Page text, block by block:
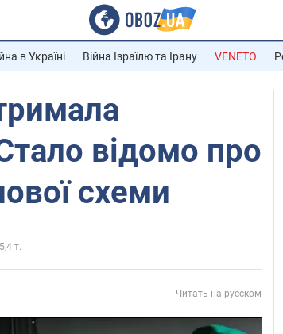
в Україні Війна Ізраїлю та Ірану VENETO
відомо про
схеми
5,4 т.
Читать на русском